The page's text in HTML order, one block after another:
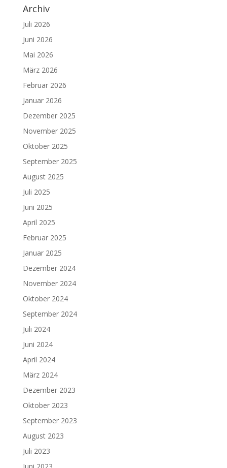
Archiv
Juli 2026
Juni 2026
Mai 2026
März 2026
Februar 2026
Januar 2026
Dezember 2025
November 2025
Oktober 2025
September 2025
August 2025
Juli 2025
Juni 2025
April 2025
Februar 2025
Januar 2025
Dezember 2024
November 2024
Oktober 2024
September 2024
Juli 2024
Juni 2024
April 2024
März 2024
Dezember 2023
Oktober 2023
September 2023
August 2023
Juli 2023